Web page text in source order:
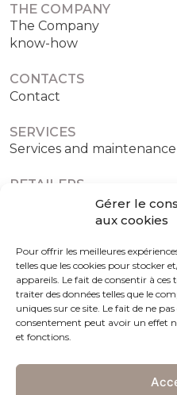
Gérer le
aux cookies
Pour offrir les meilleures
telles que les cookies pour stocker
appareils. Le fait de consentir à
traiter des données telles que le
uniques sur ce site. Le fait de ne
consentement peut avoir un effet
et fonctions.
THE COMPANY
The Company
know-how
CONTACTS
Contact
SERVICES
Services and maintenance
RETAILERS
Authorized retailers
Terms and conditions